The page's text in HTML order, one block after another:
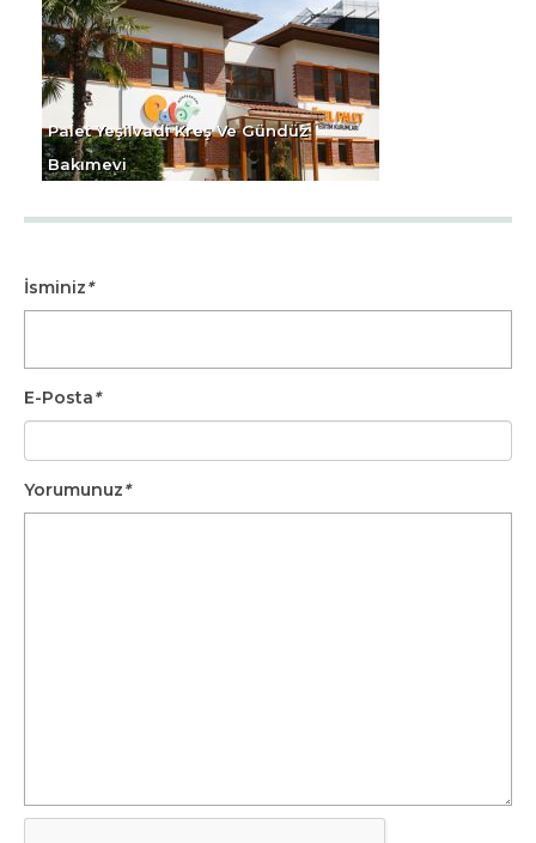
Palet Yeşilvadi Kreş Ve Gündüz
Bakımevi
İsminiz*
E-Posta*
Yorumunuz*